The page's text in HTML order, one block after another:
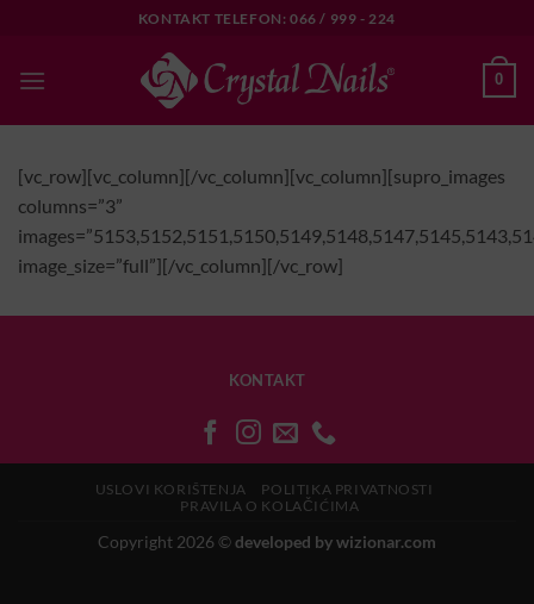
content
KONTAKT TELEFON: 066 / 999 - 224
0
[vc_row][vc_column][/vc_column][vc_column][supro_images
columns=”3”
image_size=”full”][/vc_column][/vc_row]
KONTAKT
USLOVI KORIŠTENJA
POLITIKA PRIVATNOSTI
PRAVILA O KOLAČIĆIMA
Copyright 2026 ©developed by wizionar.com